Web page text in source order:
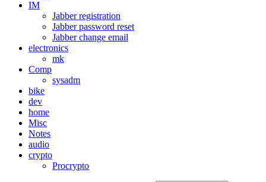
IM
Jabber registration
Jabber password reset
Jabber change email
electronics
mk
Comp
sysadm
bike
dev
home
Misc
Notes
audio
crypto
Procrypto